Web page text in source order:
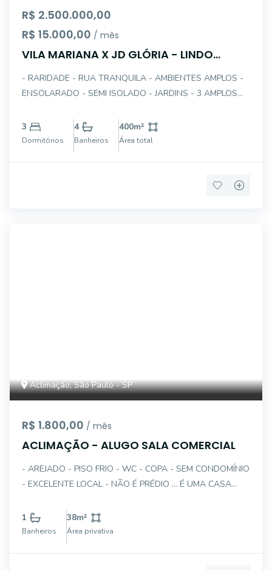
R$ 2.500.000,00
R$ 15.000,00 / mês
VILA MARIANA X JD GLÓRIA - LINDO
- RARIDADE - RUA TRANQUILA - AMBIENTES AMPLOS -
ENSOLARADO - SEMI ISOLADO - JARDINS - 3 AMPLOS
CLOSET E TERRAÇO - TODOS OS DORMITÓRIOS COM
ARMÁRIOS EMBUTIDOS - LIVING PARA 3 AMBIENTES -
JARDIN DE INVERN
3
Dormitórios
4
Banheiros
400m²
Área total
Aclimação, São Paulo - SP
R$ 1.800,00 / mês
ACLIMAÇÃO - ALUGO SALA COMERCIAL
- AREJADO - PISO FRIO - WC - COPA - SEM CONDOMÍNIO
- EXCELENTE LOCAL - NÃO É PRÉDIO ... É UMA CASA
INCLUINDO ÁGUA, ENERGIA E IPTU : $1.800,00
1
Banheiros
38m²
Área privativa